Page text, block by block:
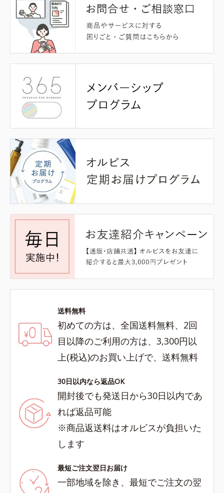
送料無料
初めての方は、全国送料無料、2回
目以降のご利用の方は、3,300円以
上(税込)のお買い上げで、送料無料
30日以内なら返品OK
開封後でも発送日から30日以内であ
れば返品可能
※商品返送料はオルビスが負担いた
します
最短ご注文翌日お届け
一部地域を除き、最短でご注文の翌